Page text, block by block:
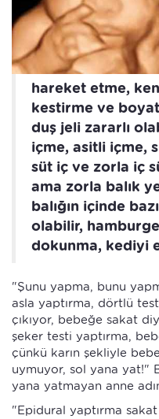
hareket etme,
kestirme ve
duş jeli zararlı
içme, asitli içme,
süt iç ve zorla iç
ama zorla balık
balığın içinde
olabilir,
dokunma, kediyi
"Şunu yapma, bunu
asla yaptırma, dörtlü
çıkıyor, bebeğe sakat
şeker testi yaptırma,
çünkü karın şekliyle
uymuyor, sol yana yat!"
yana yatmayan anne
"Epidural yaptırma